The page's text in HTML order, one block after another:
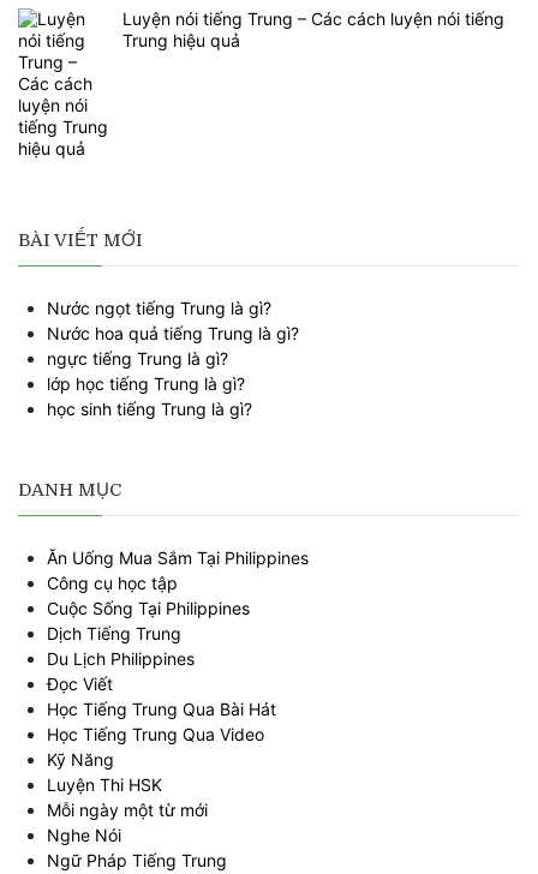
Luyện nói tiếng Trung – Các cách luyện nói tiếng
Trung hiệu quả
BÀI VIẾT MỚI
Nước ngọt tiếng Trung là gì?
Nước hoa quả tiếng Trung là gì?
ngực tiếng Trung là gì?
lớp học tiếng Trung là gì?
học sinh tiếng Trung là gì?
DANH MỤC
Ăn Uống Mua Sắm Tại Philippines
Công cụ học tập
Cuộc Sống Tại Philippines
Dịch Tiếng Trung
Du Lịch Philippines
Đọc Viết
Học Tiếng Trung Qua Bài Hát
Học Tiếng Trung Qua Video
Kỹ Năng
Luyện Thi HSK
Mỗi ngày một từ mới
Nghe Nói
Ngữ Pháp Tiếng Trung